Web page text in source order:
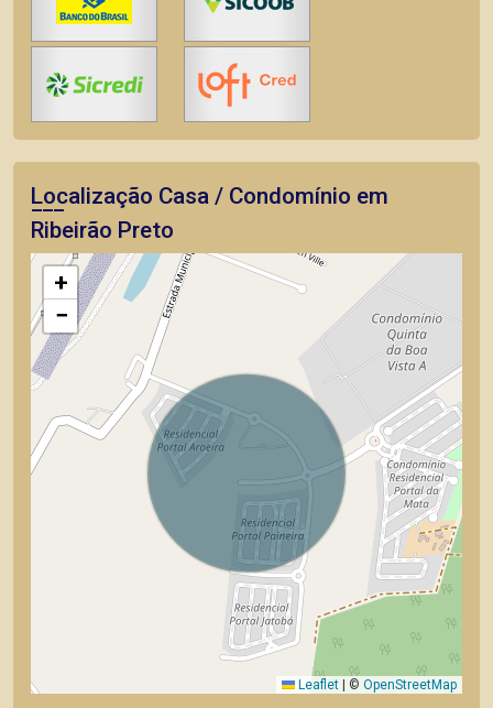
Localização Casa / Condomínio em
Ribeirão Preto
+
−
Leaflet © OpenStreetMap